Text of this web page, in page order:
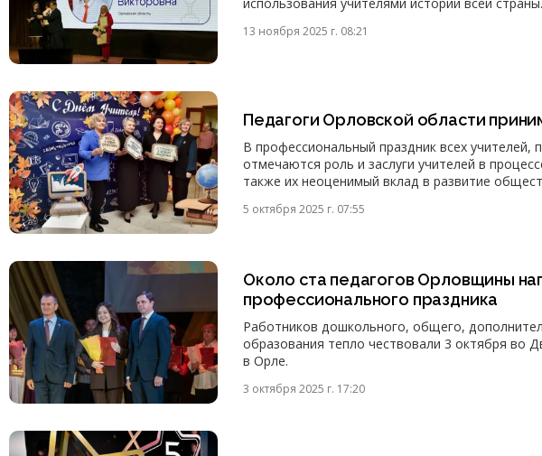
13 ноября 2025 г. 08:21
Педагоги Орловской области
В профессиональный праздник всех
отмечаются роль и заслуги учителей в
также их неоценимый вклад в развитие
5 октября 2025 г. 07:55
Около ста педагогов Орловщины
профессионального праздника
Работников дошкольного, общего,
образования тепло чествовали 3 октября во
в Орле.
3 октября 2025 г. 17:20